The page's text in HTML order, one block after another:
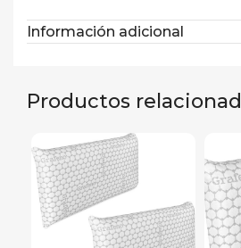
Información adicional
Productos